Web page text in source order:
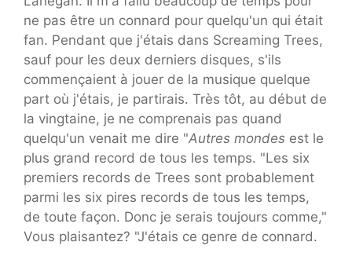
ne pas être un connard pour quelqu'un qui était
fan. Pendant que j'étais dans Screaming Trees,
sauf pour les deux derniers disques, s'ils
commençaient à jouer de la musique quelque
part où j'étais, je partirais. Très tôt, au début de
la vingtaine, je ne comprenais pas quand
quelqu'un venait me dire "Autres mondes est le
plus grand record de tous les temps. "Les six
premiers records de Trees sont probablement
parmi les six pires records de tous les temps,
de toute façon. Donc je serais toujours comme,"
Vous plaisantez? "J'étais ce genre de connard.